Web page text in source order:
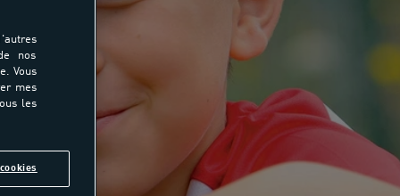
nos
Vous
mes
les